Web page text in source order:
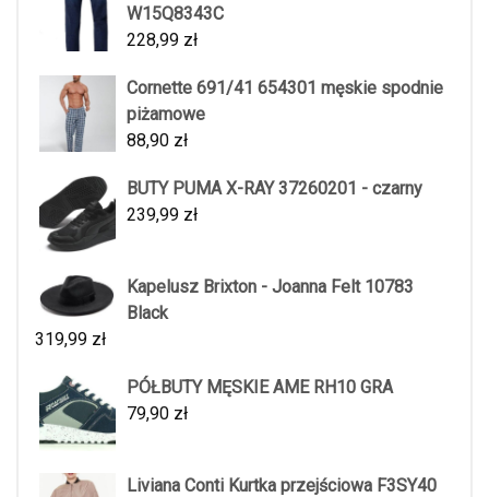
W15Q8343C
228,99 zł
Cornette 691/41 654301 męskie spodnie
piżamowe
88,90 zł
BUTY PUMA X-RAY 37260201 - czarny
239,99 zł
Kapelusz Brixton - Joanna Felt 10783
Black
319,99 zł
PÓŁBUTY MĘSKIE AME RH10 GRA
79,90 zł
Liviana Conti Kurtka przejściowa F3SY40